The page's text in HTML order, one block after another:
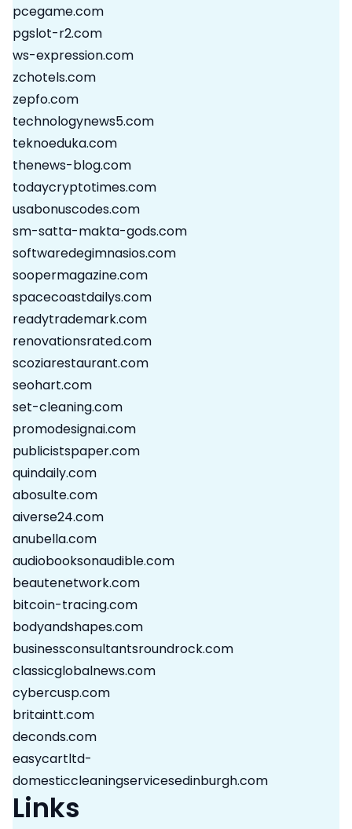
pcegame.com
pgslot-r2.com
ws-expression.com
zchotels.com
zepfo.com
technologynews5.com
teknoeduka.com
thenews-blog.com
todaycryptotimes.com
usabonuscodes.com
sm-satta-makta-gods.com
softwaredegimnasios.com
soopermagazine.com
spacecoastdailys.com
readytrademark.com
renovationsrated.com
scoziarestaurant.com
seohart.com
set-cleaning.com
promodesignai.com
publicistspaper.com
quindaily.com
abosulte.com
aiverse24.com
anubella.com
audiobooksonaudible.com
beautenetwork.com
bitcoin-tracing.com
bodyandshapes.com
businessconsultantsroundrock.com
classicglobalnews.com
cybercusp.com
britaintt.com
deconds.com
easycartltd-
domesticcleaningservicesedinburgh.com
Links